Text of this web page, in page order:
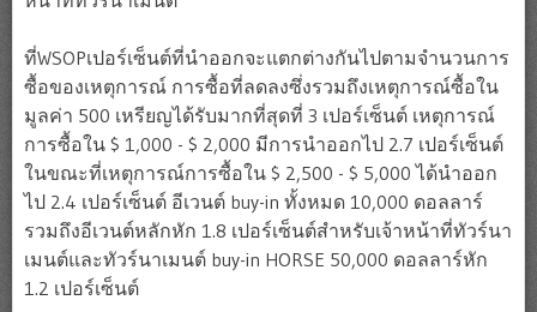
ที่WSOPเปอร์เซ็นต์ที่นำออกจะแตกต่างกันไปตามจำนวนการ
ซื้อของเหตุการณ์ การซื้อที่ลดลงซึ่งรวมถึงเหตุการณ์ซื้อใน
มูลค่า 500 เหรียญได้รับมากที่สุดที่ 3 เปอร์เซ็นต์ เหตุการณ์
การซื้อใน $ 1,000 - $ 2,000 มีการนำออกไป 2.7 เปอร์เซ็นต์
ในขณะที่เหตุการณ์การซื้อใน $ 2,500 - $ 5,000 ได้นำออก
ไป 2.4 เปอร์เซ็นต์ อีเวนต์ buy-in ทั้งหมด 10,000 ดอลลาร์
รวมถึงอีเวนต์หลักหัก 1.8 เปอร์เซ็นต์สำหรับเจ้าหน้าที่ทัวร์นา
เมนต์และทัวร์นาเมนต์ buy-in HORSE 50,000 ดอลลาร์หัก
1.2 เปอร์เซ็นต์